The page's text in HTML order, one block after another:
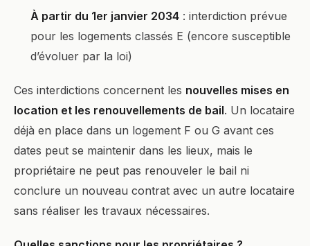
À partir du 1er janvier 2034 : interdiction prévue
pour les logements classés E (encore susceptible
d’évoluer par la loi)
Ces interdictions concernent les nouvelles mises en
location et les renouvellements de bail. Un locataire
déjà en place dans un logement F ou G avant ces
dates peut se maintenir dans les lieux, mais le
propriétaire ne peut pas renouveler le bail ni
conclure un nouveau contrat avec un autre locataire
sans réaliser les travaux nécessaires.